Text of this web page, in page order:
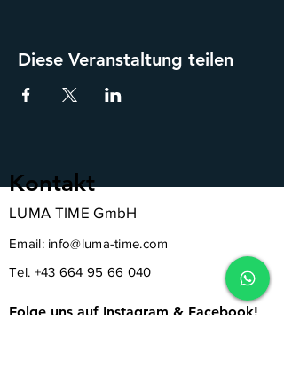
Diese Veranstaltung teilen
Kontakt
LUMA TIME GmbH
Email: info@luma-time.com
Tel. +43 664 95 66 040
Folge uns auf Instagram & Facebook!